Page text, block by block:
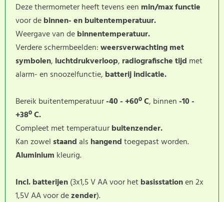
Deze thermometer heeft tevens een min/max functie
voor debinnen- en buitentemperatuur.
Weergave van debinnentemperatuur.
Verdere schermbeelden:weersverwachting met
symbolen, luchtdrukverloop, radiografische tijd met
alarm- en snoozelfunctie, batterij indicatie.
Bereik buitentemperatuur-40 - +60º C, binnen-10 -
+38º C.
Compleet met temperatuurbuitenzender.
Kan zowelstaandals hangendtoegepast worden.
Aluminium kleurig.
Incl. batterijen(3x1,5 V AA voor hetbasisstationen 2x
1,5V AA voor dezender).